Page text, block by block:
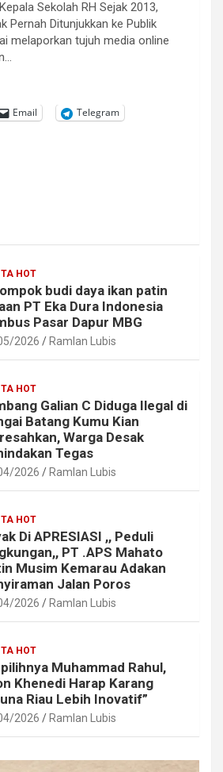
Sekolah RH Sejak 2013,
Pernah Ditunjukkan ke Publik
melaporkan tujuh media online
Email
Telegram
HOT
budi daya ikan patin
PT Eka Dura Indonesia
Pasar Dapur MBG
2026 Ramlan Lubis
HOT
Galian C Diduga Ilegal di
Batang Kumu Kian
Warga Desak
Tegas
2026 Ramlan Lubis
HOT
Di APRESIASI ,, Peduli
PT .APS Mahato
Musim Kemarau Adakan
Jalan Poros
2026 Ramlan Lubis
HOT
Muhammad Rahul,
Khenedi Harap Karang
Riau Lebih Inovatif”
2026 Ramlan Lubis